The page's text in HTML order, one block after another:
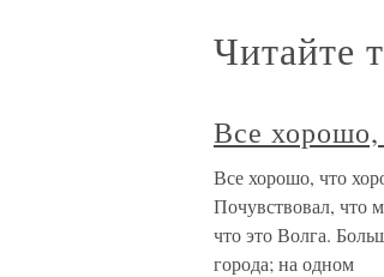
Читайте
Все
Все хорошо, что
Почувствовал, что
что это Волга.
города; на одном